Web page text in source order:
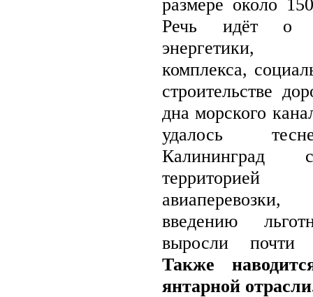
размере около
Речь идёт о
энергетики,
комплекса,
строительстве
дна морского
удалось
Калининград
введению
выросли почти
Также
янтарной